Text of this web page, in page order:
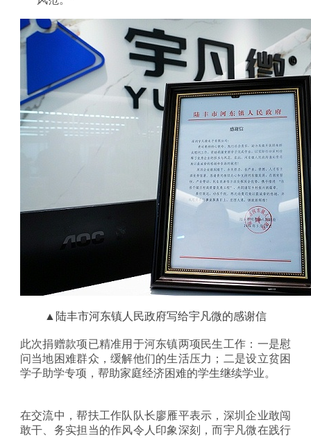
▲陆丰市河东镇人民政府写给宇凡微的感谢信
此次捐赠款项已精准用于河东镇两项民生工作：一是慰
问当地困难群众，缓解他们的生活压力；二是设立贫困
学子助学专项，帮助家庭经济困难的学生继续学业。
在交流中，帮扶工作队队长廖雁平表示，深圳企业敢闯
敢干、务实担当的作风令人印象深刻，而宇凡微在践行